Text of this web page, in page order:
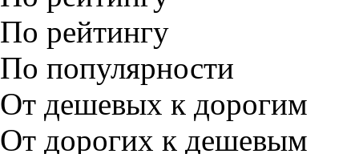
По рейтингу
По популярности
От дешевых к дорогим
От дорогих к дешевым